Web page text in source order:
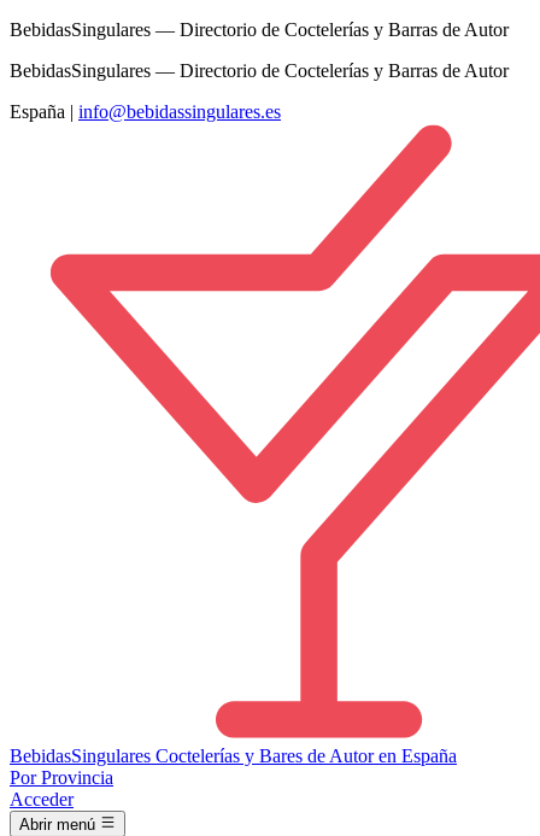
BebidasSingulares — Directorio de Coctelerías y Barras de Autor
BebidasSingulares — Directorio de Coctelerías y Barras de Autor
España | info@bebidassingulares.es
BebidasSingulares Coctelerías y Bares de Autor en España
Por Provincia
Acceder
Abrir menú